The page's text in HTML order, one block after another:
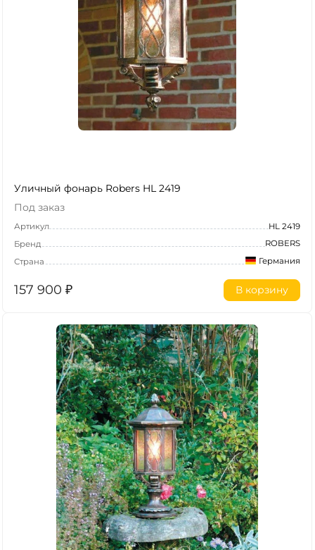
Уличный фонарь Robers HL 2419
Под заказ
Артикул
HL 2419
Бренд
ROBERS
Страна
Германия
157 900 ₽ В корзину